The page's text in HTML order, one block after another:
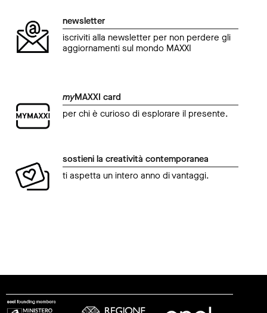
newsletter
iscriviti alla newsletter per non perdere gli
aggiornamenti sul mondo MAXXI
myMAXXI card
per chi è curioso di esplorare il presente.
sostieni la creatività contemporanea
ti aspetta un intero anno di vantaggi.